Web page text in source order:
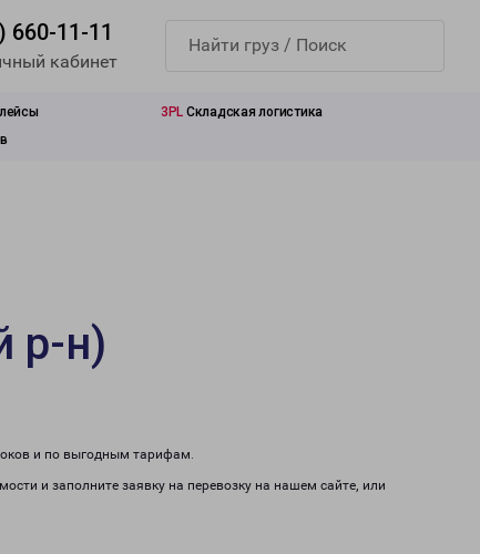
660-11-11
кабинет
3PL Складская логистика
р-н)
и по выгодным тарифам.
и заполните заявку на перевозку на нашем сайте, или